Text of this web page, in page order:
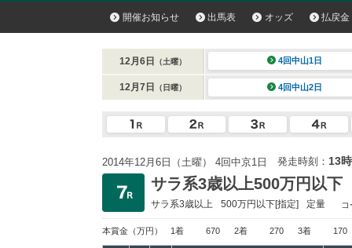
開催お知らせ 出馬表 オッズ 払戻金
12月6日 （土曜） 4回中山1日
12月7日 （日曜） 4回中山2日
2014年12月6日（土曜） 4回中京1日 発走時刻： 13
サラ系3歳以上500万円以下
サラ系3歳以上 500万円以下[指定] 定量
本賞金 （万円） 1着 670 2着 270 3着 170